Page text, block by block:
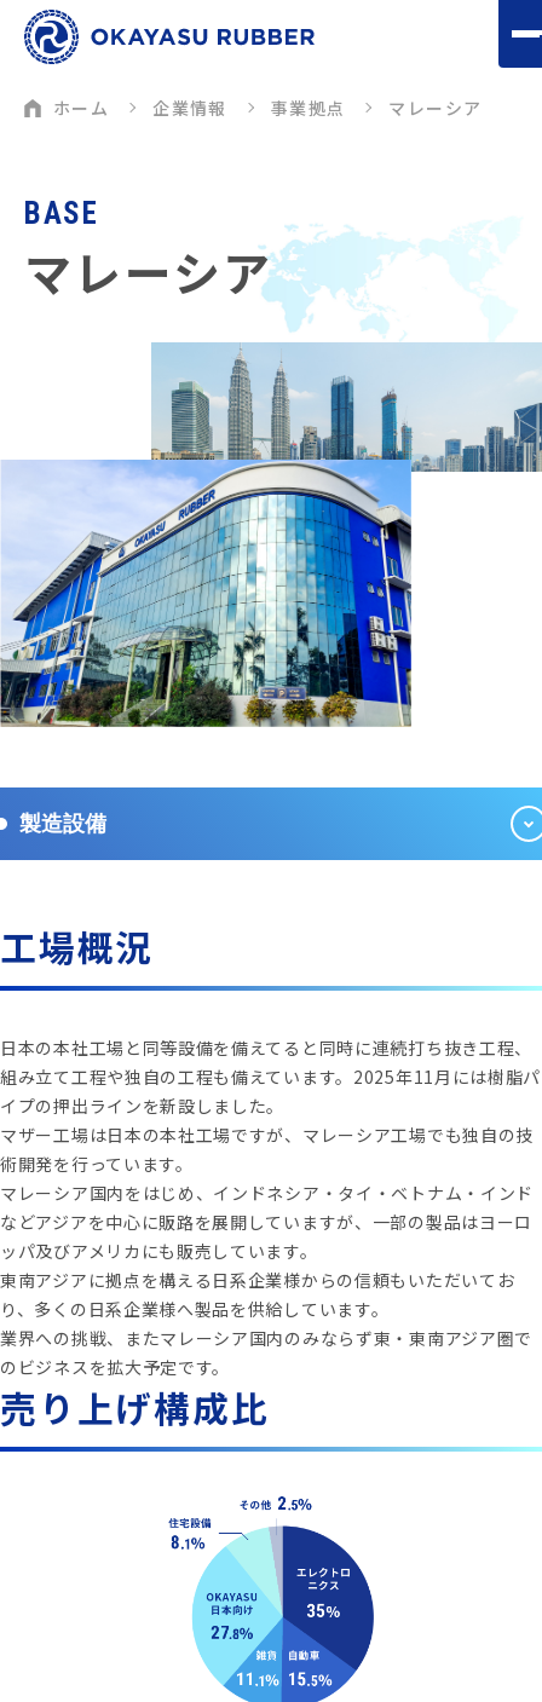
ホーム 企業情報 事業拠点 マレーシア
BASE
マレーシア
製造設備
工場概況
日本の本社工場と同等設備を備えてると同時に連続打ち抜き工程、
組み立て工程や独自の工程も備えています。2025年11月には樹脂パ
イプの押出ラインを新設しました。
マザー工場は日本の本社工場ですが、マレーシア工場でも独自の技
術開発を行っています。
マレーシア国内をはじめ、インドネシア・タイ・ベトナム・インド
などアジアを中心に販路を展開していますが、一部の製品はヨーロ
ッパ及びアメリカにも販売しています。
東南アジアに拠点を構える日系企業様からの信頼もいただいてお
り、多くの日系企業様へ製品を供給しています。
業界への挑戦、またマレーシア国内のみならず東・東南アジア圏で
のビジネスを拡大予定です。
売り上げ構成比